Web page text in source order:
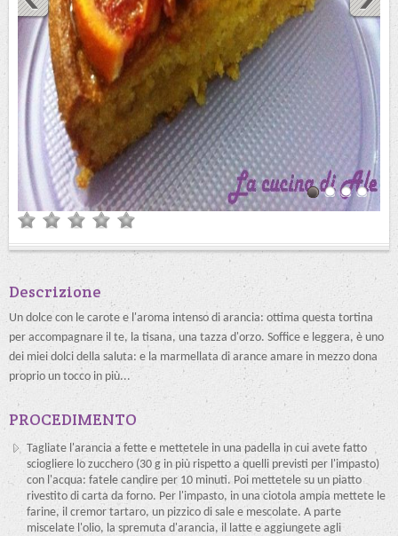
Descrizione
Un dolce con le carote e l'aroma intenso di arancia: ottima questa tortina
per accompagnare il te, la tisana, una tazza d'orzo. Soffice e leggera, è uno
dei miei dolci della saluta: e la marmellata di arance amare in mezzo dona
proprio un tocco in più...
PROCEDIMENTO
Tagliate l'arancia a fette e mettetele in una padella in cui avete fatto
sciogliere lo zucchero (30 g in più rispetto a quelli previsti per l'impasto)
con l'acqua: fatele candire per 10 minuti. Poi mettetele su un piatto
rivestito di carta da forno. Per l'impasto, in una ciotola ampia mettete le
farine, il cremor tartaro, un pizzico di sale e mescolate. A parte
miscelate l'olio, la spremuta d'arancia, il latte e aggiungete agli